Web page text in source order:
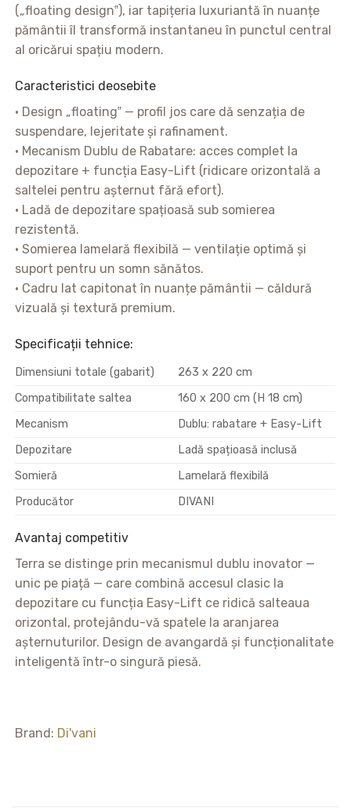
(„floating design‟), iar tapițeria luxuriantă în nuanțe
pământii îl transformă instantaneu în punctul central
al oricărui spațiu modern.
Caracteristici deosebite
• Design „floating‟ — profil jos care dă senzația de
suspendare, lejeritate și rafinament.
• Mecanism Dublu de Rabatare: acces complet la
depozitare + funcția Easy-Lift (ridicare orizontală a
saltelei pentru așternut fără efort).
• Ladă de depozitare spațioasă sub somierea
rezistentă.
• Somierea lamelară flexibilă — ventilație optimă și
suport pentru un somn sănătos.
• Cadru lat capitonat în nuanțe pământii — căldură
vizuală și textură premium.
Specificații tehnice:
Dimensiuni totale (gabarit)
263 x 220 cm
Compatibilitate saltea
160 x 200 cm (H 18 cm)
Mecanism
Dublu: rabatare + Easy-Lift
Depozitare
Ladă spațioasă inclusă
Somieră
Lamelară flexibilă
Producător
DIVANI
Avantaj competitiv
Terra se distinge prin mecanismul dublu inovator —
unic pe piață — care combină accesul clasic la
depozitare cu funcția Easy-Lift ce ridică salteaua
orizontal, protejându-vă spatele la aranjarea
așternuturilor. Design de avangardă și funcționalitate
inteligentă într-o singură piesă.
Brand: Di'vani